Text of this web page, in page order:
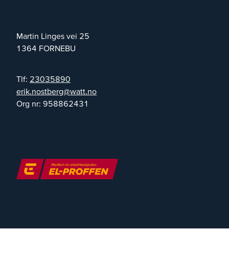
Martin Linges vei 25
1364 FORNEBU
Tlf: 23035890
on.ttaw@grebtson.kire
Org nr: 958862431